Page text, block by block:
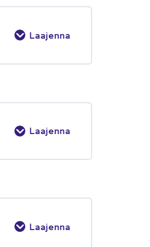
Laajenna
Laajenna
Laajenna